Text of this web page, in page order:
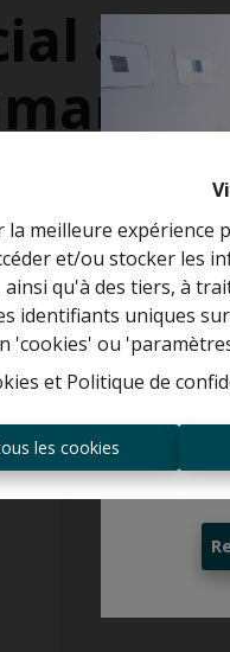
meilleure expérience
et/ou stocker les
qu'à des tiers, à
identifiants uniques
'cookies' ou
et Politique de
les cookies
à